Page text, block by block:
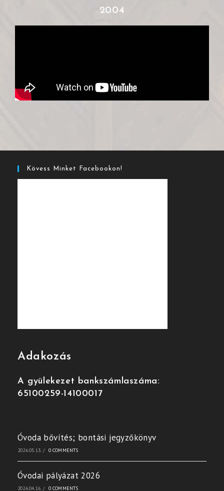
2004
Kövess Minket Facebookon!
Adakozás
A gyülekezet bankszámlaszáma:
65100259-14100017
Óvoda bővítés; bontási jegyzőkönyv
2026.05.13. / 0 COMMENTS
Óvodai pályázat 2026
2026.04.16. / 0 COMMENTS